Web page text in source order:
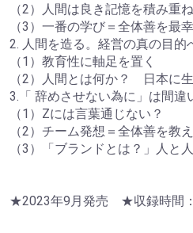
（2）人間は良き記憶を積み重
（3）一番の学び＝全体善を最
2. 人間を造る。経営の真の目的
（1）教育性に軸足を置く
（2）人間とは何か？ 日本に
3.「 辞めさせない為に」は間違
（1）Zには言葉通じない？
（2）チーム発想＝全体善を教
（3）「ブランドとは？」人と
★2023年9月発売 ★収録時間